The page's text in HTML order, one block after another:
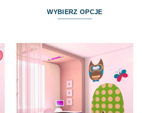
WYBIERZ OPCJE
wiele
wariantów.
Opcje
można